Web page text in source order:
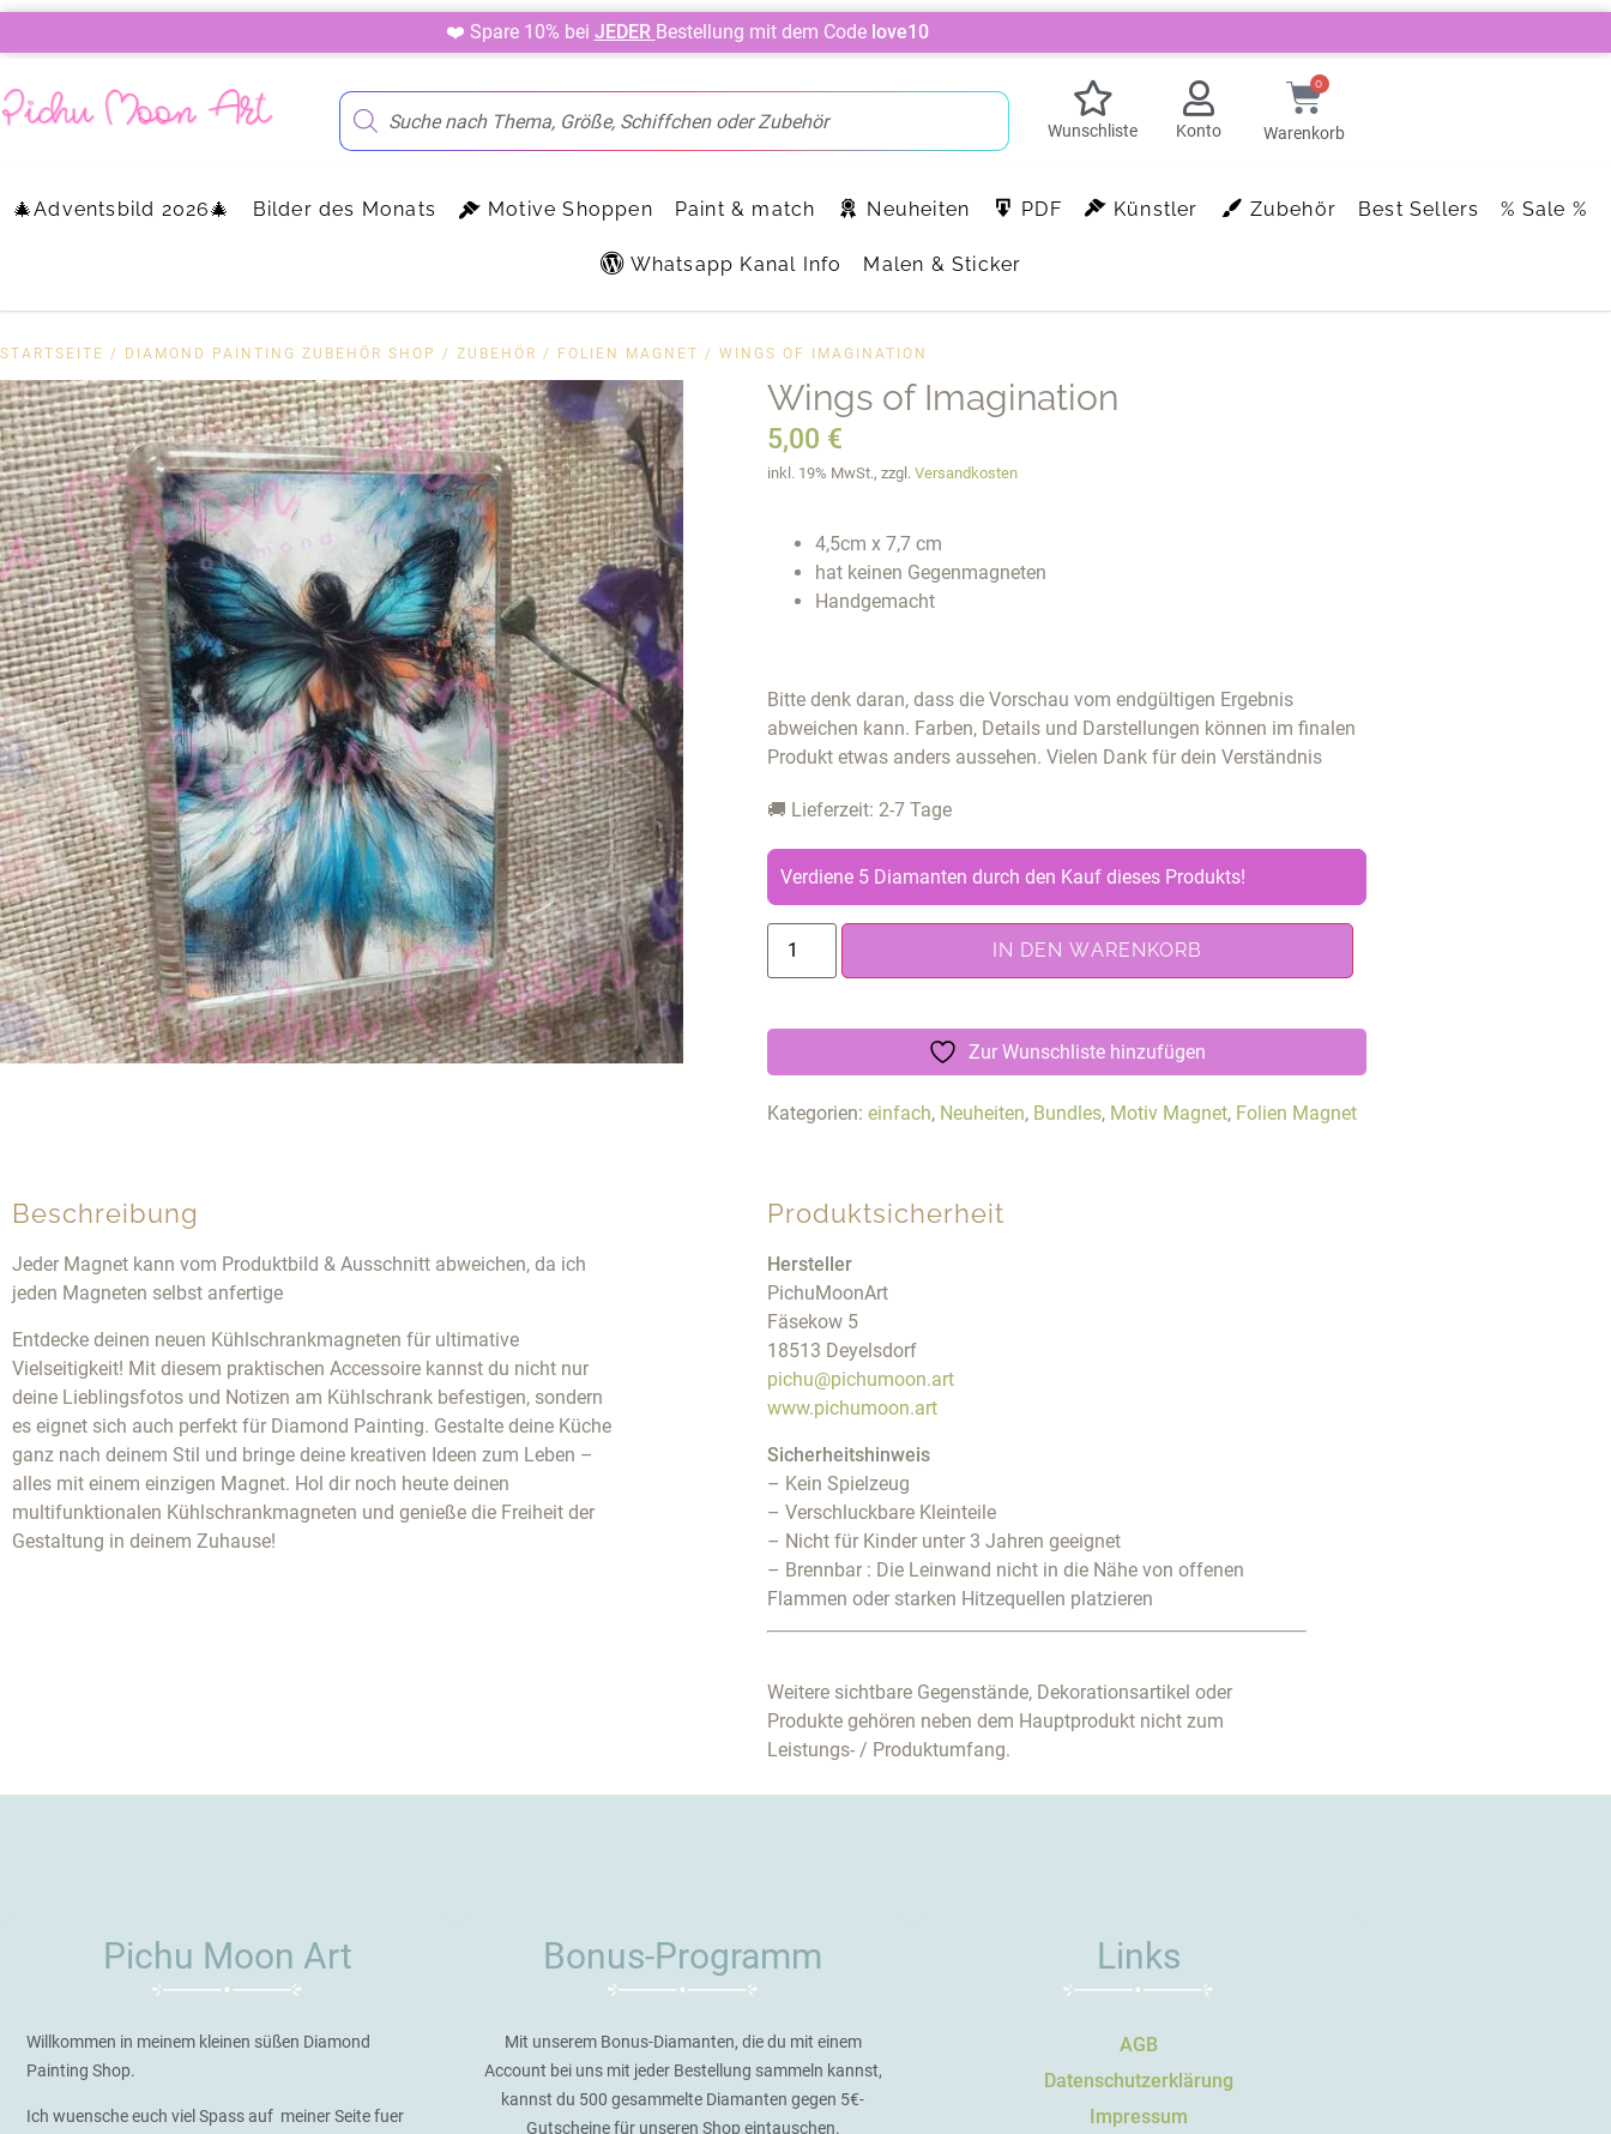
❤️ Spare 10% bei JEDER Bestellung mit dem Code love10
Wunschliste Konto
0
Warenkorb
🎄Adventsbild 2026🎄 Bilder des Monats Motive Shoppen Paint & match Neuheiten PDF Künstler Zubehör Best Sellers % Sale %
Whatsapp Kanal Info Malen & Sticker
STARTSEITE / DIAMOND PAINTING ZUBEHÖR SHOP / ZUBEHÖR / FOLIEN MAGNET / WINGS OF IMAGINATION
Wings of Imagination
5,00 €
inkl. 19% MwSt., zzgl. Versandkosten
4,5cm x 7,7 cm
hat keinen Gegenmagneten
Handgemacht
Bitte denk daran, dass die Vorschau vom endgültigen Ergebnis
abweichen kann. Farben, Details und Darstellungen können im finalen
Produkt etwas anders aussehen. Vielen Dank für dein Verständnis
🚚 Lieferzeit: 2-7 Tage
Verdiene 5 Diamanten durch den Kauf dieses Produkts!
IN DEN WARENKORB
Zur Wunschliste hinzufügen
Kategorien: einfach, Neuheiten, Bundles, Motiv Magnet, Folien Magnet
Beschreibung
Jeder Magnet kann vom Produktbild & Ausschnitt abweichen, da ich
jeden Magneten selbst anfertige
Entdecke deinen neuen Kühlschrankmagneten für ultimative
Vielseitigkeit! Mit diesem praktischen Accessoire kannst du nicht nur
deine Lieblingsfotos und Notizen am Kühlschrank befestigen, sondern
es eignet sich auch perfekt für Diamond Painting. Gestalte deine Küche
ganz nach deinem Stil und bringe deine kreativen Ideen zum Leben –
alles mit einem einzigen Magnet. Hol dir noch heute deinen
multifunktionalen Kühlschrankmagneten und genieße die Freiheit der
Gestaltung in deinem Zuhause!
Produktsicherheit
Hersteller
PichuMoonArt
Fäsekow 5
18513 Deyelsdorf
pichu@pichumoon.art
www.pichumoon.art
Sicherheitshinweis
– Kein Spielzeug
– Verschluckbare Kleinteile
– Nicht für Kinder unter 3 Jahren geeignet
– Brennbar : Die Leinwand nicht in die Nähe von offenen
Flammen oder starken Hitzequellen platzieren
Weitere sichtbare Gegenstände, Dekorationsartikel oder
Produkte gehören neben dem Hauptprodukt nicht zum
Leistungs- / Produktumfang.
Pichu Moon Art
Willkommen in meinem kleinen süßen Diamond
Painting Shop.
Ich wuensche euch viel Spass auf meiner Seite fuer
Bonus-Programm
Mit unserem Bonus-Diamanten, die du mit einem
Account bei uns mit jeder Bestellung sammeln kannst,
kannst du 500 gesammelte Diamanten gegen 5€-
Gutscheine für unseren Shop eintauschen.
Links
AGB
Datenschutzerklärung
Impressum